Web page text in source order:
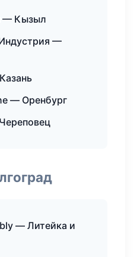
— Кызыл
—
— Оренбург
— Литейка и